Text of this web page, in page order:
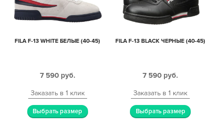
FILA F-13 WHITE БЕЛЫЕ (40-45)
7 590 руб.
Заказать в 1 клик
Выбрать размер
FILA F-13 BLACK ЧЕРНЫЕ (40-45)
7 590 руб.
Заказать в 1 клик
Выбрать размер